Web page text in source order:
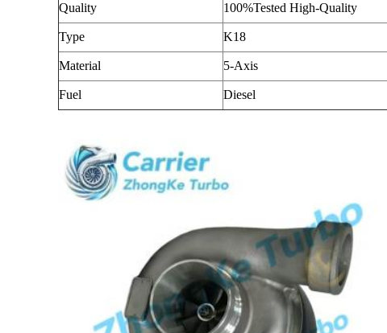
Quality 100%Tested High-Quality
Type K18
Material 5-Axis
Fuel Diesel